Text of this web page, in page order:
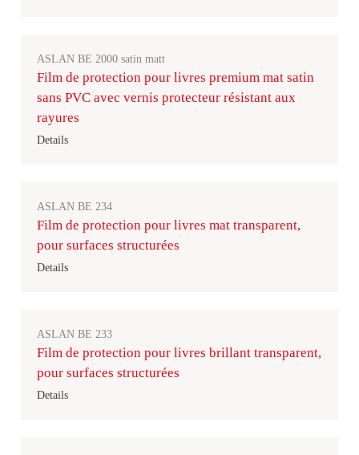
ASLAN BE 2000 satin matt
Film de protection pour livres premium mat satin
sans PVC avec vernis protecteur résistant aux
rayures
Details
ASLAN BE 234
Film de protection pour livres mat transparent,
pour surfaces structurées
Details
ASLAN BE 233
Film de protection pour livres brillant transparent,
pour surfaces structurées
Details